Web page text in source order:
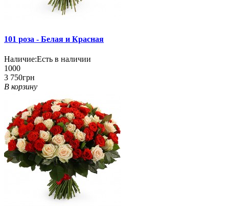
101 роза - Белая и Красная
Наличие:Есть в наличии
1000
3 750грн
В корзину